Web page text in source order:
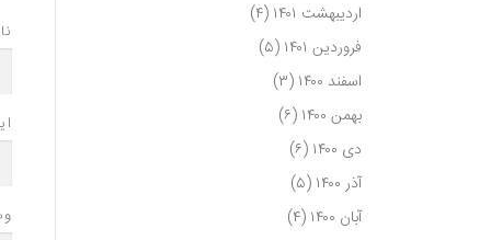
اردیبهشت ۱۴۰۱
(۴)
فروردین ۱۴۰۱
(۵)
اسفند ۱۴۰۰
(۳)
بهمن ۱۴۰۰
(۶)
دی ۱۴۰۰
(۶)
آذر ۱۴۰۰
(۵)
آبان ۱۴۰۰
(۴)